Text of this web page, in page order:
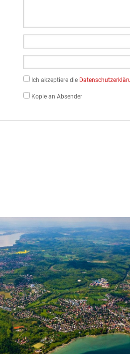
Ich akzeptiere die
Kopie an Absender